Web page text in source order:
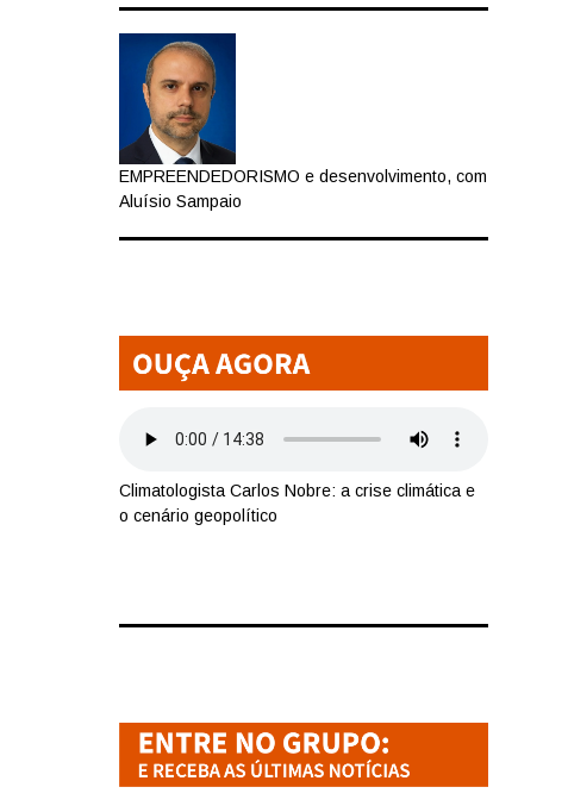
EMPREENDEDORISMO e desenvolvimento, com
Aluísio Sampaio
Climatologista Carlos Nobre: a crise climática e
o cenário geopolítico